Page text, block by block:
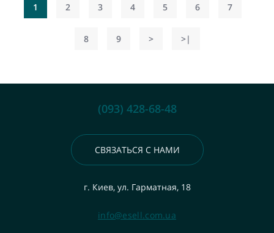
1 2 3 4 5 6 7
8 9 > >|
(093) 428-68-48
СВЯЗАТЬСЯ С НАМИ
г. Киев, ул. Гарматная, 18
info@esell.com.ua